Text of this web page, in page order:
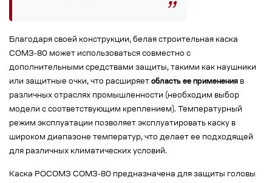
Благодаря своей конструкции, белая строительная каска
СОМЗ-80 может использоваться совместно с
дополнительными средствами защиты, такими как наушники
или защитные очки, что расширяет область ее применения в
различных отраслях промышленности (необходим выбор
модели с соответствующим креплением). Температурный
режим эксплуатации позволяет эксплуатировать каску в
широком диапазоне температур, что делает ее подходящей
для различных климатических условий.
Каска РОСОМЗ СОМЗ-80 предназначена для защиты головы